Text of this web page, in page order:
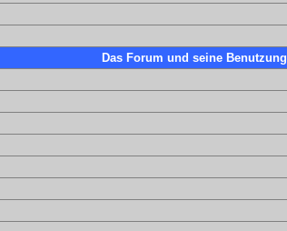
Das Forum und seine Benutzung